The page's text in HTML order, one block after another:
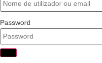
Password